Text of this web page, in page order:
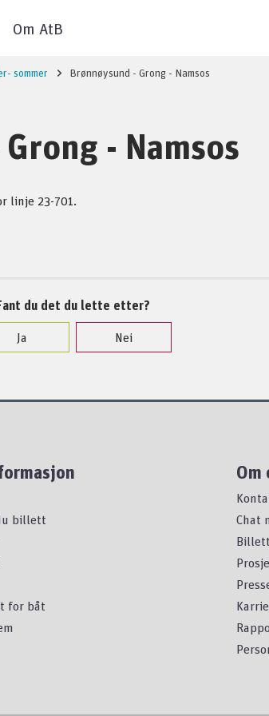
Om AtB
sommer Brønnøysund - Grong - Namsos
- Namsos
linje 23-701.
du det du lette etter?
Ja
Nei
billett
for båt
Om
Chat